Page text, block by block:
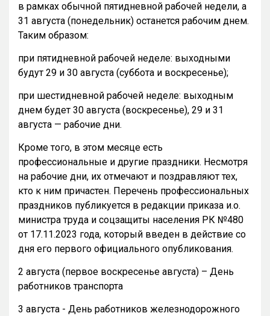
в рамках обычной пятидневной рабочей недели, а
31 августа (понедельник) останется рабочим днем.
Таким образом:
при пятидневной рабочей неделе: выходными
будут 29 и 30 августа (суббота и воскресенье);
при шестидневной рабочей неделе: выходным
днем будет 30 августа (воскресенье), 29 и 31
августа — рабочие дни.
Кроме того, в этом месяце есть
профессиональные и другие праздники. Несмотря
на рабочие дни, их отмечают и поздравляют тех,
кто к ним причастен. Перечень профессиональных
праздников публикуется в редакции приказа и.о.
министра труда и соцзащиты населения РК №480
от 17.11.2023 года, который введен в действие со
дня его первого официального опубликования.
2 августа (первое воскресенье августа) – День
работников транспорта
3 августа - День работников железнодорожного